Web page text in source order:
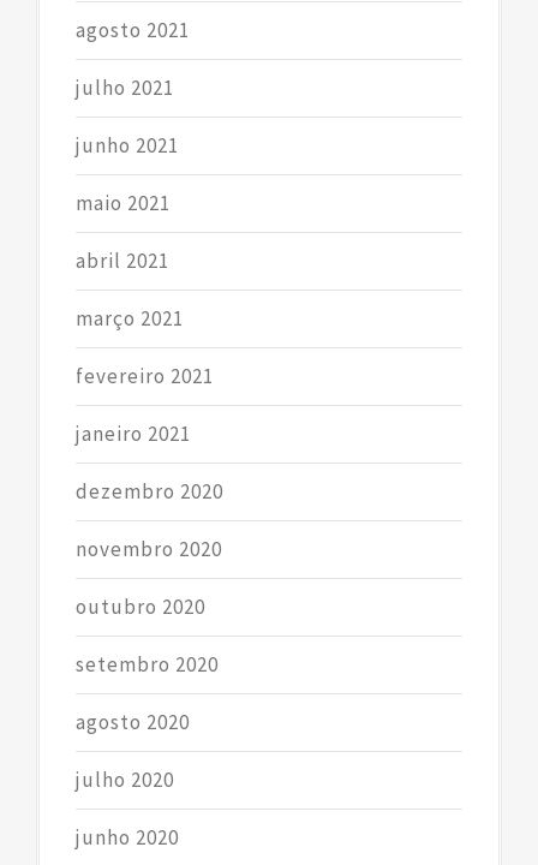
agosto 2021
julho 2021
junho 2021
maio 2021
abril 2021
março 2021
fevereiro 2021
janeiro 2021
dezembro 2020
novembro 2020
outubro 2020
setembro 2020
agosto 2020
julho 2020
junho 2020